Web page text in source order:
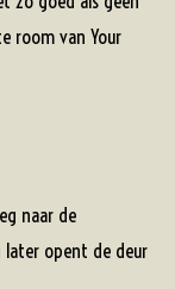
room van Your
naar de
later opent de deur